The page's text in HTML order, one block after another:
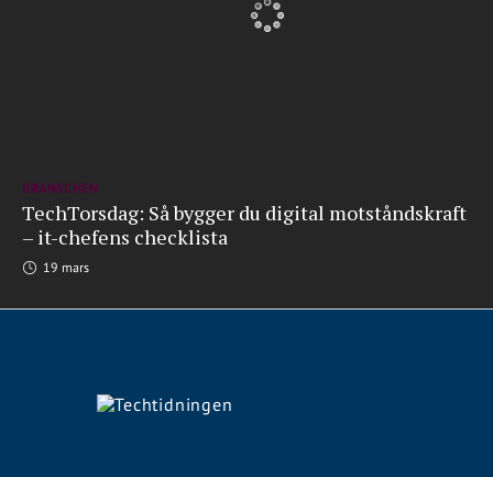
BRANSCHEN
TechTorsdag: Så bygger du digital motståndskraft
– it-chefens checklista
19 mars